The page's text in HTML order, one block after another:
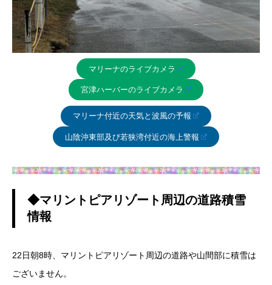
マリーナのライブカメラ
宮津ハーバーのライブカメラ
マリーナ付近の天気と波風の予報
山陰沖東部及び若狭湾付近の海上警報
◆マリントピアリゾート周辺の道路積雪
情報
22日朝8時、マリントピアリゾート周辺の道路や山間部に積雪は
ございません。